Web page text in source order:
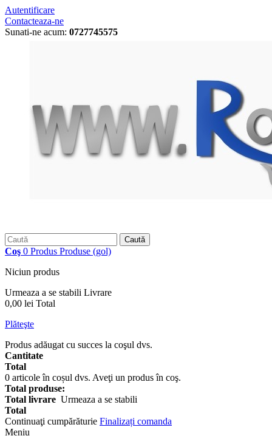
Autentificare
Contacteaza-ne
Sunati-ne acum: 0727745575
Caută
Coş 0 Produs Produse (gol)
Niciun produs
Urmeaza a se stabili Livrare
0,00 lei Total
Plăteşte
Produs adăugat cu succes la coşul dvs.
Cantitate
Total
0 articole în coșul dvs. Aveţi un produs în coş.
Total produse:
Total livrare Urmeaza a se stabili
Total
Continuaţi cumpărăturie Finalizați comanda
Meniu